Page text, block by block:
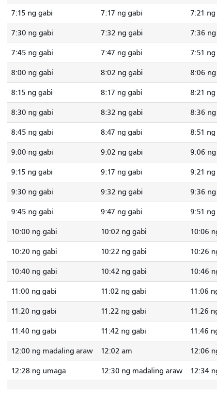
7:15 ng gabi 7:17 ng gabi 7:21
7:30 ng gabi 7:32 ng gabi 7:36
7:45 ng gabi 7:47 ng gabi 7:51
8:00 ng gabi 8:02 ng gabi 8:06
8:15 ng gabi 8:17 ng gabi 8:21
8:30 ng gabi 8:32 ng gabi 8:36
8:45 ng gabi 8:47 ng gabi 8:51
9:00 ng gabi 9:02 ng gabi 9:06
9:15 ng gabi 9:17 ng gabi 9:21
9:30 ng gabi 9:32 ng gabi 9:36
9:45 ng gabi 9:47 ng gabi 9:51
10:00 ng gabi 10:02 ng gabi 10:06
10:20 ng gabi 10:22 ng gabi 10:26
10:40 ng gabi 10:42 ng gabi 10:46
11:00 ng gabi 11:02 ng gabi 11:06
11:20 ng gabi 11:22 ng gabi 11:26
11:40 ng gabi 11:42 ng gabi 11:46
12:00 ng madaling araw 12:02 am 12:06
12:28 ng umaga 12:30 ng madaling araw 12:34